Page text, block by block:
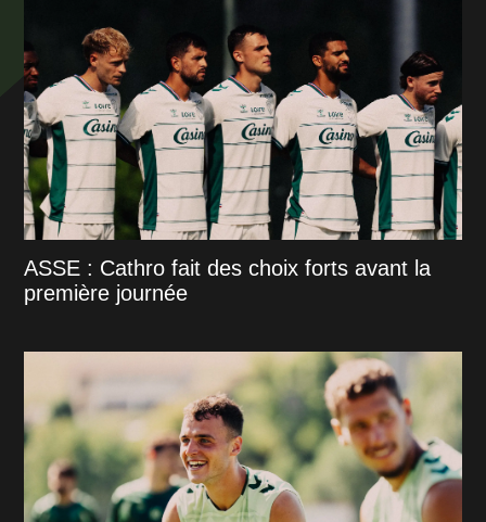
ASSE : Cathro fait des choix forts avant la
première journée